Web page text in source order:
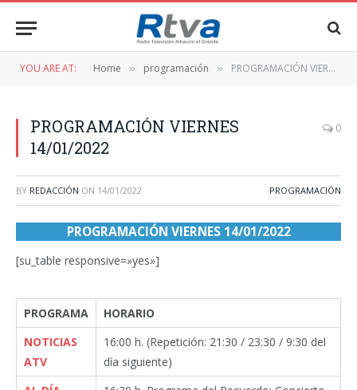
YOU ARE AT: Home » programación » PROGRAMACIÓN VIERNES 14/01/2022
PROGRAMACIÓN VIERNES
14/01/2022
0
BY REDACCIÓN ON 14/01/2022 PROGRAMACIÓN
PROGRAMACIÓN VIERNES 14/01/2022
[su_table responsive=»yes»]
PROGRAMA
HORARIO
NOTICIAS
ATV
16:00 h. (Repetición: 21:30 / 23:30 / 9:30 del
día siguiente)